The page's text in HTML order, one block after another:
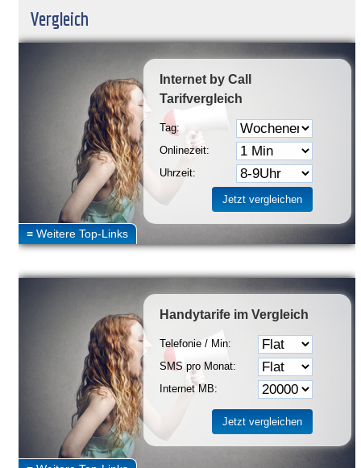
Vergleich
Internet by Call
Tarifvergleich
Tag:
Onlinezeit:
Uhrzeit:
Handytarife im Vergleich
Telefonie / Min:
SMS pro Monat:
Internet MB: